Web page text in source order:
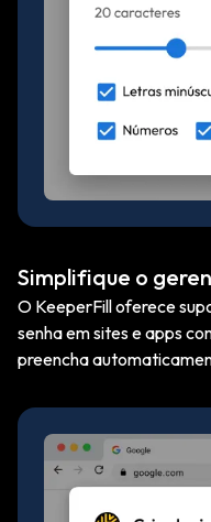
Simplifique o
O KeeperFill oferece
senha em sites e apps
preencha